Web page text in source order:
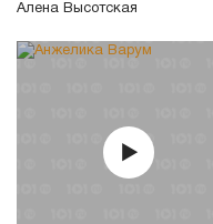
Алена Высотская